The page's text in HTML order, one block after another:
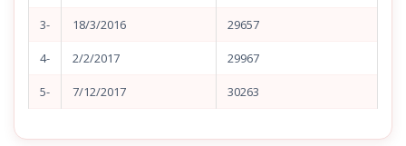
3- 18/3/2016 29657
4- 2/2/2017 29967
5- 7/12/2017 30263